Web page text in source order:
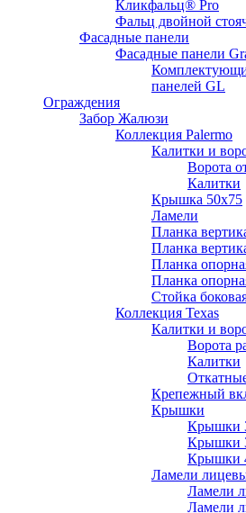
Кликфальц® Pro
Фальц двoйной
Фасадные панели
Фасадные панели
панелей GL
Ограждения
Забор Жалюзи
Коллекция Palermo
Калитки и
Ворота
Калитки
Крышка 50х75
Ламели
Планка
Планка
Планка
Планка
Стойка
Коллекция Texas
Калитки и
Ворота
Калитки
Крепежный
Крышки
Крышки
Крышки
Крышки
Ламели
Ламели
Ламели